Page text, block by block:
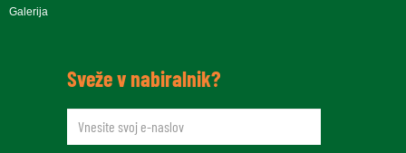
Galerija
Sveže v nabiralnik?
newsletteremail